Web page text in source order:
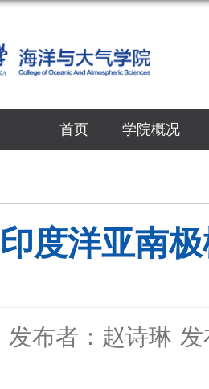
首页 学院概况
度洋亚南
发布者：赵诗琳